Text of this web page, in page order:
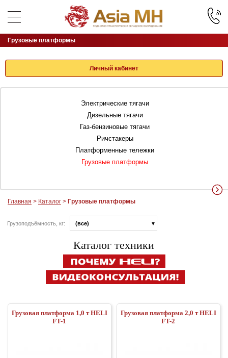
Личный кабинет
Электрические тягачи
Дизельные тягачи
Газ-бензиновые тягачи
Ричстакеры
Платформенные тележки
Грузовые платформы
Главная > Каталог > Грузовые платформы
Грузовые платформы
Грузоподъёмность, кг: (все)
Каталог техники
Грузовая платформа 1,0 т HELI
FT-1
Грузовая платформа 2,0 т HELI
FT-2